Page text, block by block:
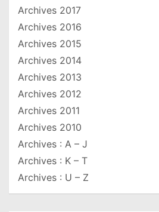
Archives 2017
Archives 2016
Archives 2015
Archives 2014
Archives 2013
Archives 2012
Archives 2011
Archives 2010
Archives : A – J
Archives : K – T
Archives : U – Z